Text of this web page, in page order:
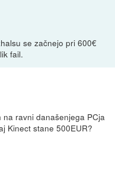
se začnejo pri 600€
fail.
ravni današenjega PCja
Kinect stane 500EUR?